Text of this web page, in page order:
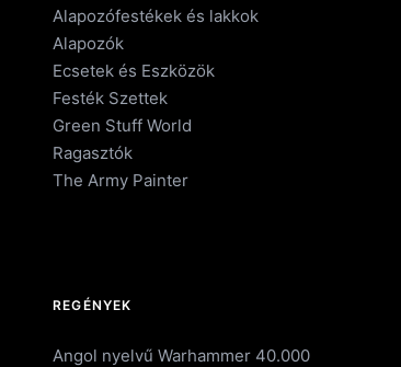
Alapozófestékek és lakkok
Alapozók
Ecsetek és Eszközök
Festék Szettek
Green Stuff World
Ragasztók
The Army Painter
REGÉNYEK
Angol nyelvű Warhammer 40.000